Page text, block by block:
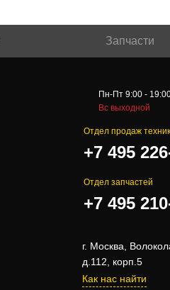
Запчасти
Пн-Пт 9:00 -
Вс выходной
Отдел продаж
+7 495
Отдел запчастей
+7 495
г. Москва,
д.112, корп.5
Как нас найти